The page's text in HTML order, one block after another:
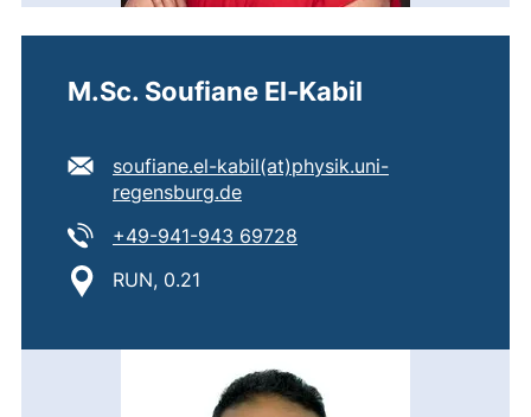
M.Sc. Soufiane El-Kabil
E-Mail Adresse:
soufiane.el-kabil​(at)​physik.uni-
regensburg.de(öffnet Ihr E-Mail-Programm)
Tel:
+49-941-943 69728
Standort:
RUN, 0.21